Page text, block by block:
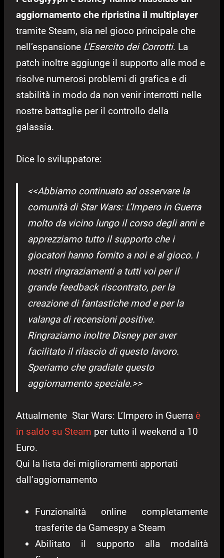
aggiornamento che ripristina il multiplayer
tramite Steam, sia nel gioco principale che
nell’espansione L’Esercito dei Corrotti. La
patch inoltre aggiunge il supporto alle mod e
risolve numerosi problemi di grafica e di
stabilità in modo da non venir interrotti nelle
nostre battaglie per il controllo della
galassia.
Dice lo sviluppatore:
<<Abbiamo continuato ad osservare la
comunità di Star Wars: L’Impero in Guerra
molto da vicino lungo il corso degli anni e
apprezziamo tutto il supporto che i
giocatori hanno fornito a noi e al gioco. I
nostri ringraziamenti a tutti voi per il
grande feedback riscontrato, per la
creazione di fantastiche mod e per la
valanga di recensioni positive.
Ringraziamo inoltre Disney per aver
facilitato il rilascio di questo lavoro.
Speriamo che gradiate questo
aggiornamento speciale.>>
Attualmente Star Wars: L’Impero in Guerra è
in saldo su Steam per tutto il weekend a 10
Euro.
Qui la lista dei miglioramenti apportati
dall’aggiornamento
Funzionalità online completamente
trasferite da Gamespy a Steam
Abilitato il supporto alla modalità